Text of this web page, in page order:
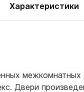
Характеристики
Двери